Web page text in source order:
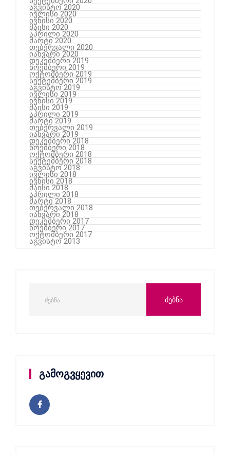
აგვისტო 2020
ივლისი 2020
ივნისი 2020
მაისი 2020
აპრილი 2020
მარტი 2020
თებერვალი 2020
იანვარი 2020
დეკემბერი 2019
ნოემბერი 2019
ოქტომბერი 2019
სექტემბერი 2019
აგვისტო 2019
ივლისი 2019
ივნისი 2019
მაისი 2019
აპრილი 2019
მარტი 2019
თებერვალი 2019
იანვარი 2019
დეკემბერი 2018
ნოემბერი 2018
ოქტომბერი 2018
სექტემბერი 2018
აგვისტო 2018
ივლისი 2018
ივნისი 2018
მაისი 2018
აპრილი 2018
მარტი 2018
თებერვალი 2018
იანვარი 2018
დეკემბერი 2017
ნოემბერი 2017
ოქტომბერი 2017
აგვისტო 2013
გამოგვყევით